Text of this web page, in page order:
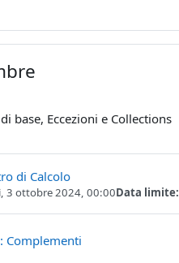
base, Eccezioni e Collections
di CalcoloCompito
3 ottobre 2024, 00:00Data limite:
Complementi